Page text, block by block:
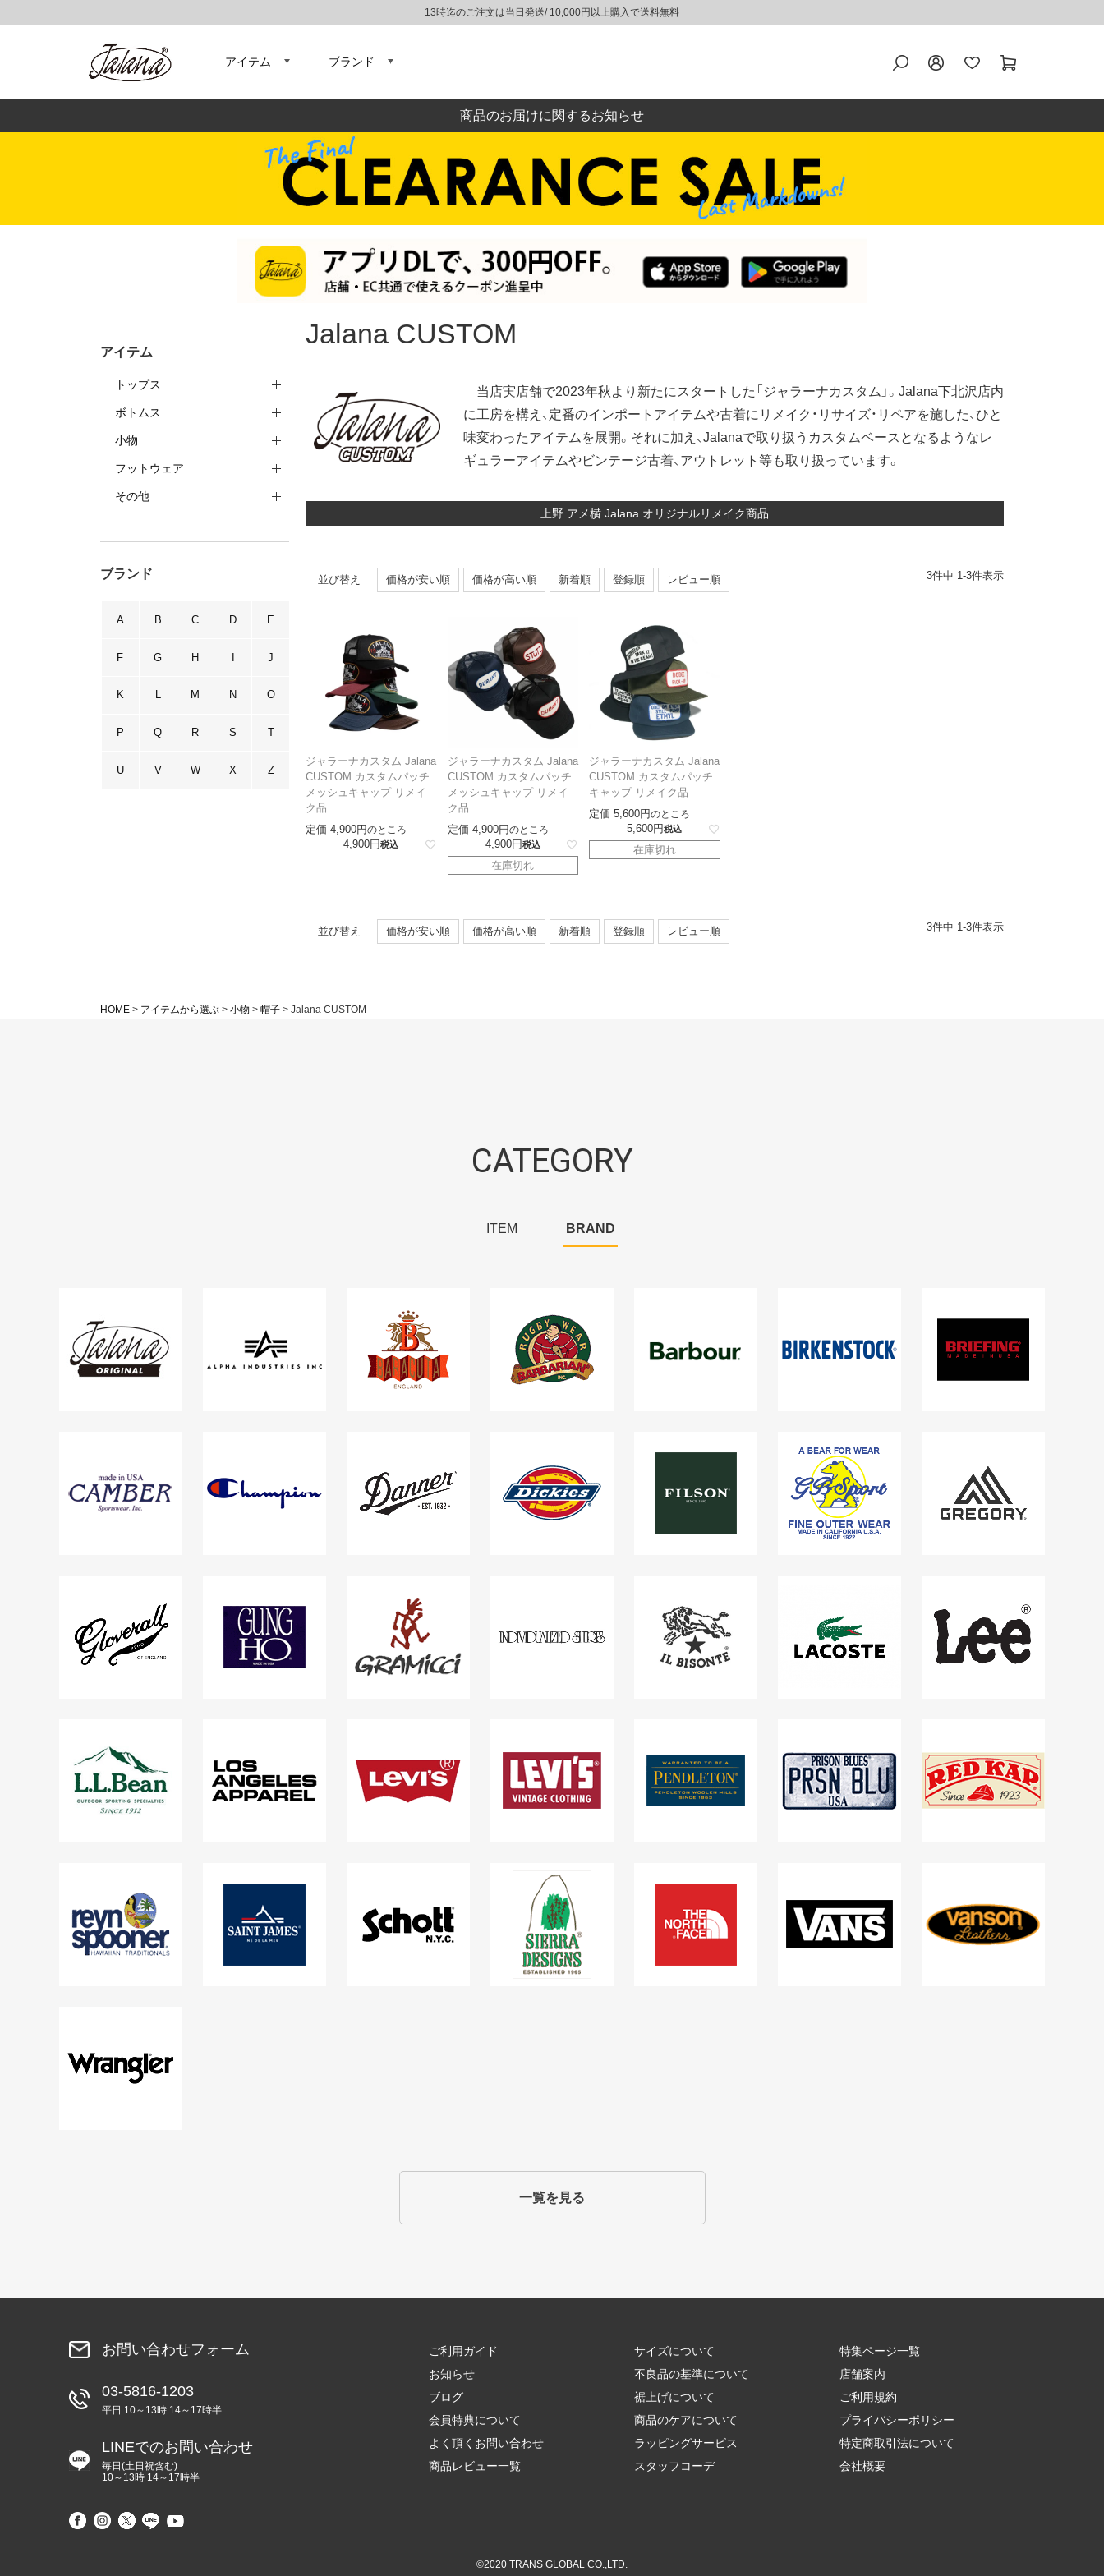
13時迄のご注文は当日発送/ 10,000円以上購入で送料無料
アイテム ブランド
商品のお届けに関するお知らせ
アイテム
トップス
ボトムス
小物
フットウェア
その他
ブランド
A B C D E
F G H I J
K L M N O
P Q R S T
U V W X Z
Jalana CUSTOM
当店実店舗で2023年秋より新たにスタートした「ジャラーナカスタム」。Jalana下北沢店内
に工房を構え、定番のインポートアイテムや古着にリメイク・リサイズ・リペアを施した、ひと
味変わったアイテムを展開。それに加え、Jalanaで取り扱うカスタムベースとなるようなレ
ギュラーアイテムやビンテージ古着、アウトレット等も取り扱っています。
上野 アメ横 Jalana オリジナルリメイク商品
並び替え 価格が安い順 価格が高い順 新着順 登録順 レビュー順 3件中 1-3件表示
ジャラーナカスタム Jalana
CUSTOM カスタムパッチ
メッシュキャップ リメイ
ク品
定価 4,900 のところ
4,900 税込
ジャラーナカスタム Jalana
CUSTOM カスタムパッチ
メッシュキャップ リメイ
ク品
定価 4,900 のところ
4,900 税込
在庫切れ
ジャラーナカスタム Jalana
CUSTOM カスタムパッチ
キャップ リメイク品
定価 5,600 のところ
5,600 税込
在庫切れ
並び替え 価格が安い順 価格が高い順 新着順 登録順 レビュー順 3件中 1 -3件表示
HOME アイテムから選ぶ 小物 帽子 Jalana CUSTOM
CATEGORY
ITEM BRAND
一覧を見る
お問い合わせフォーム
03-5816-1203
平日 10～13時 14～17時半
LINEでのお問い合わせ
毎日(土日祝含む)
10～13時 14～17時半
ご利用ガイド
お知らせ
ブログ
会員特典について
よく頂くお問い合わせ
商品レビュー一覧
サイズについて
不良品の基準について
裾上げについて
商品のケアについて
ラッピングサービス
スタッフコーデ
特集ページ一覧
店舗案内
ご利用規約
プライバシーポリシー
特定商取引法について
会社概要
©2020 TRANS GLOBAL CO.,LTD.